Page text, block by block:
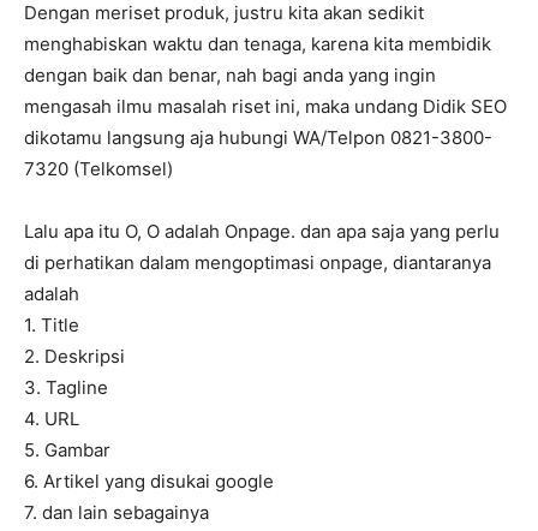
Dengan meriset produk, justru kita akan sedikit
menghabiskan waktu dan tenaga, karena kita membidik
dengan baik dan benar, nah bagi anda yang ingin
mengasah ilmu masalah riset ini, maka undang Didik SEO
dikotamu langsung aja hubungi WA/Telpon 0821-3800-
7320 (Telkomsel)
Lalu apa itu O, O adalah Onpage. dan apa saja yang perlu
di perhatikan dalam mengoptimasi onpage, diantaranya
adalah
1. Title
2. Deskripsi
3. Tagline
4. URL
5. Gambar
6. Artikel yang disukai google
7. dan lain sebagainya